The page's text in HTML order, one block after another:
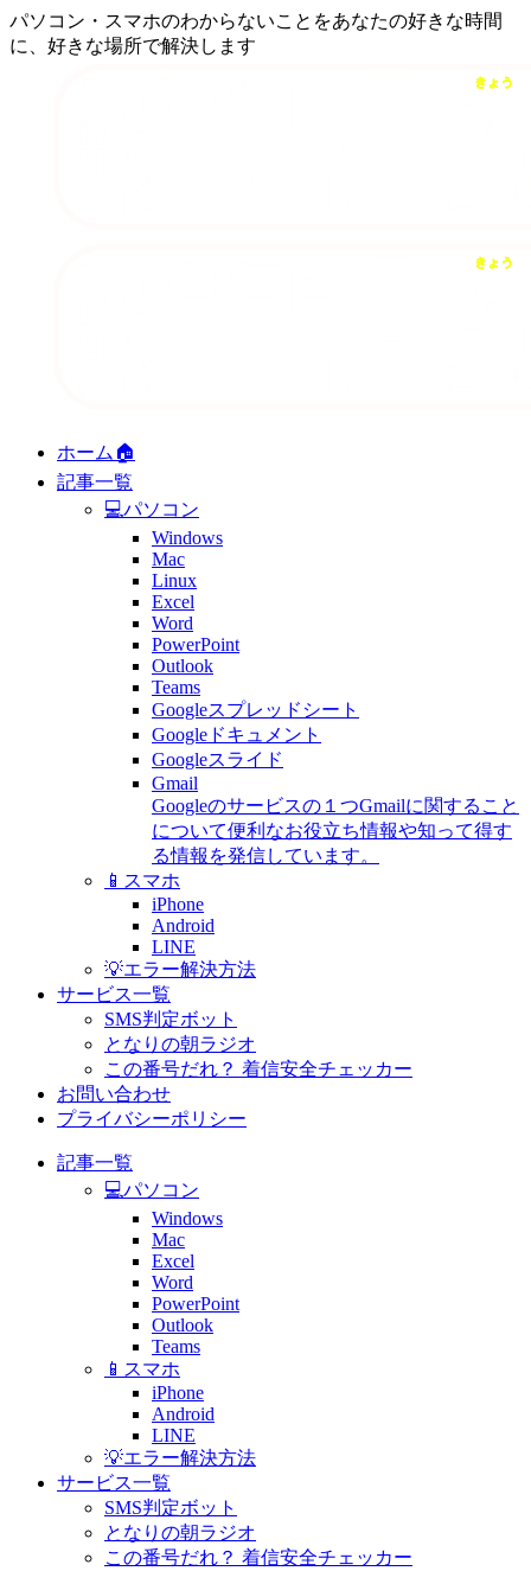
パソコン・スマホのわからないことをあなたの好きな時間
に、好きな場所で解決します
ホーム🏠
記事一覧
💻パソコン
Windows
Mac
Linux
Excel
Word
PowerPoint
Outlook
Teams
Googleスプレッドシート
Googleドキュメント
Googleスライド
Gmail
Googleのサービスの１つGmailに関すること
について便利なお役立ち情報や知って得す
る情報を発信しています。
📱スマホ
iPhone
Android
LINE
💡エラー解決方法
サービス一覧
SMS判定ボット
となりの朝ラジオ
この番号だれ？ 着信安全チェッカー
お問い合わせ
プライバシーポリシー
記事一覧
💻パソコン
Windows
Mac
Excel
Word
PowerPoint
Outlook
Teams
📱スマホ
iPhone
Android
LINE
💡エラー解決方法
サービス一覧
SMS判定ボット
となりの朝ラジオ
この番号だれ？ 着信安全チェッカー